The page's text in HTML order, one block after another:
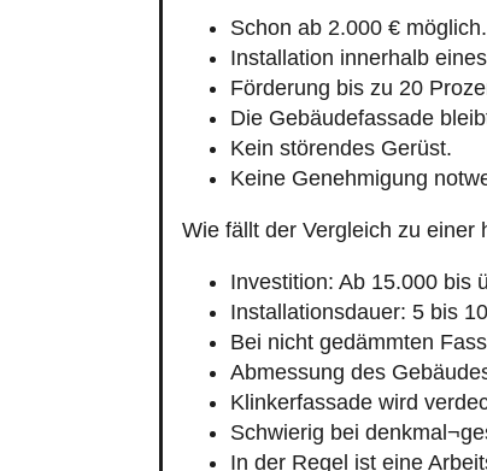
Schon ab 2.000 € möglich.
Installation innerhalb
Förderung bis zu 20
Die Gebäudefassade
Kein störendes Gerüst.
Keine Genehmigung
Wie fällt der Vergleich zu einer
Investition: Ab 15.000 bis
Installationsdauer: 5 bis
Bei nicht gedämmten
Abmessung des
Klinkerfassade wird
Schwierig bei
In der Regel ist eine